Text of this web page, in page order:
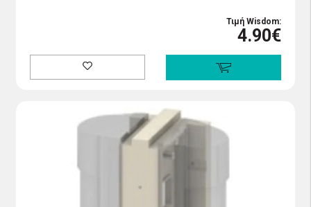
Τιμή Wisdom:
4.90€